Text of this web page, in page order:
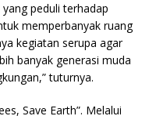
peduli terhadap
memperbanyak ruang
kegiatan serupa agar
banyak generasi muda
tuturnya.
Save Earth”. Melalui